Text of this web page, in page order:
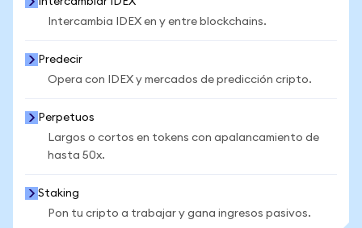
Intercambia IDEX en y entre blockchains.
Predecir
Opera con IDEX y mercados de predicción cripto.
Perpetuos
Largos o cortos en tokens con apalancamiento de
hasta 50x.
Staking
Pon tu cripto a trabajar y gana ingresos pasivos.